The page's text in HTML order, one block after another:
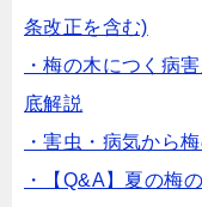
条改正を含む)
・梅の木につく病
底解説
・害虫・病気から
・【Q&A】夏の梅